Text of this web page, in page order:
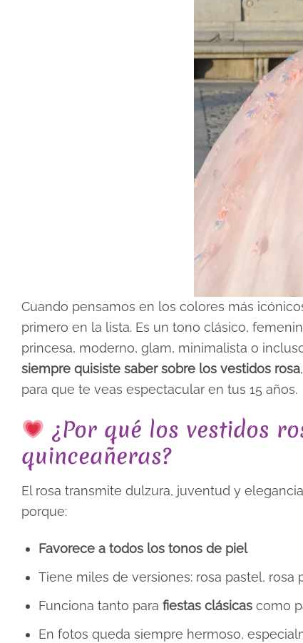
Cuando pensamos en los colores más
primero en la lista. Es un tono clásico,
princesa, moderno, glam, minimalista o
siempre quisiste saber sobre los vestidos rosa
para que te veas espectacular en tus 15 años.
¿Por qué los vestidos
quinceañeras?
El rosa transmite dulzura, juventud y
porque:
Favorece a todos los tonos de piel
Tiene miles de versiones: rosa pastel, rosa
Funciona tanto para fiestas clásicascomo
En fotos queda siempre hermoso,